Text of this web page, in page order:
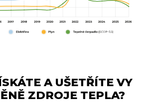
A UŠETŘÍTE VY
ZDROJE TEPLA?